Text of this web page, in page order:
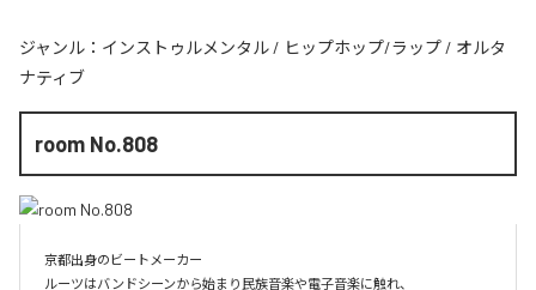
ジャンル： インストゥルメンタル / ヒップホップ/ラップ / オルタ
ナティブ
room No.808
京都出身のビートメーカー
ルーツはバンドシーンから始まり民族音楽や電子音楽に触れ、